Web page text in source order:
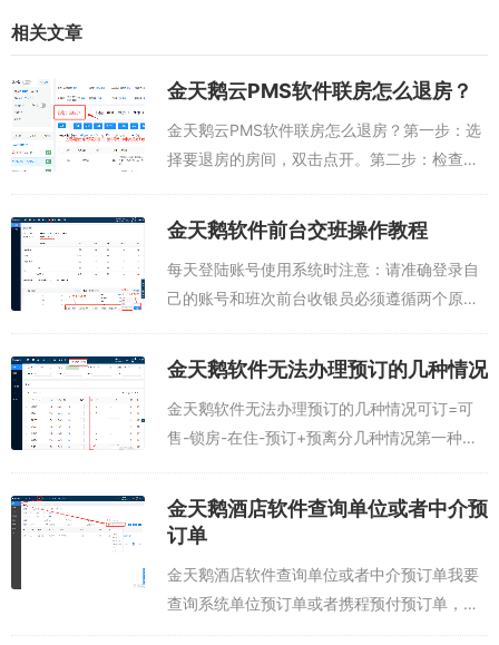
相关文章
金天鹅云PMS软件联房怎么退房？
金天鹅云PMS软件联房怎么退房？第一步：选
择要退房的房间，双击点开。第二步：检查消
这个时候可能提示应退、应收。重点：这里的
应收和应退只是说明该房间的付款和消费的...
金天鹅软件前台交班操作教程
每天登陆账号使用系统时注意：请准确登录自
己的账号和班次前台收银员必须遵循两个原
钱入账；2.结账时、系统提示找钱或者实收多
少，必须按照系统走，如果账目不对，调整...
金天鹅软件无法办理预订的几种情况
金天鹅软件无法办理预订的几种情况可订=可
售-锁房-在住-预订+预离分几种情况第一种：
房或者维修房，不可订...
金天鹅酒店软件查询单位或者中介预
订单
金天鹅酒店软件查询单位或者中介预订单我要
查询系统单位预订单或者携程预付预订单，我
可以在“客户名”选择对应单位或者中介，然后